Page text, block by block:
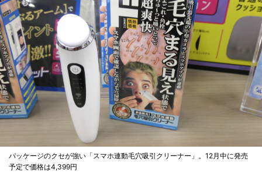
パッケージのクセが強い「スマホ連動毛穴吸引クリーナー」。12月中に発売
予定で価格は4,399円